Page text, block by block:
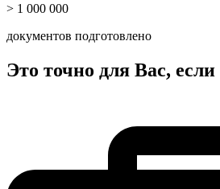
> 1 000 000
документов подготовлено
Это точно для Вас,